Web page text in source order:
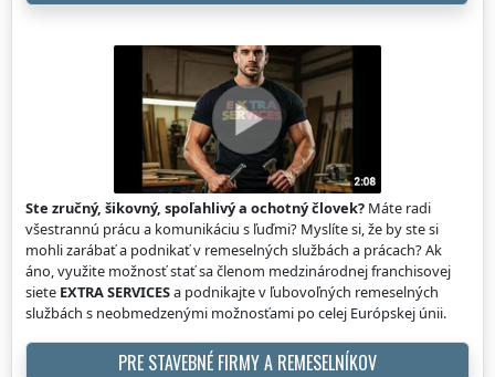
Ste zručný, šikovný, spoľahlivý a ochotný človek? Máte radi
všestrannú prácu a komunikáciu s ľuďmi? Myslíte si, že by ste si
mohli zarábať a podnikať v remeselných službách a prácach? Ak
áno, využite možnosť stať sa členom medzinárodnej franchisovej
siete EXTRA SERVICESa podnikajte v ľubovoľných remeselných
službách s neobmedzenými možnosťami po celej Európskej únii.
PRE STAVEBNÉ FIRMY A REMESELNÍKOV